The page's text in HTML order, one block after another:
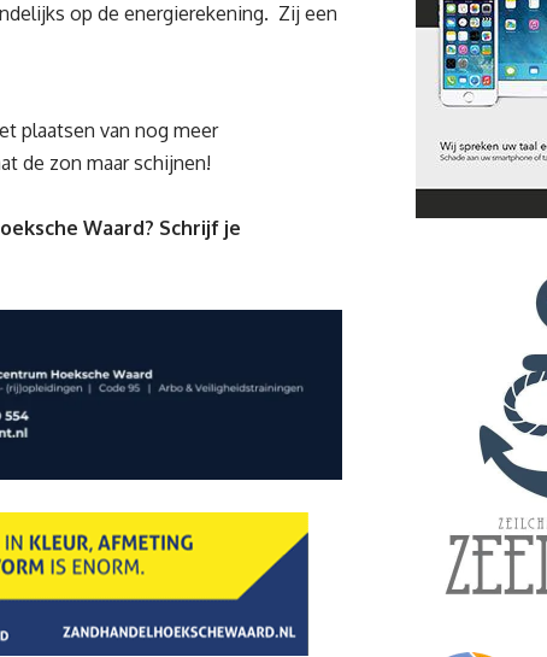
op de energierekening. Zij een
plaatsen van nog meer
de zon maar schijnen!
Waard? Schrijf je